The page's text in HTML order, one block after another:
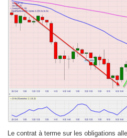
Le contrat à terme sur les obligations